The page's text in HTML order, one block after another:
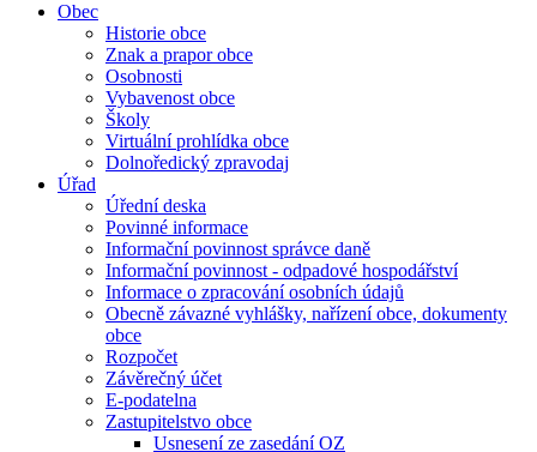
Obec
Historie obce
Znak a prapor obce
Osobnosti
Vybavenost obce
Školy
Virtuální prohlídka obce
Dolnoředický zpravodaj
Úřad
Úřední deska
Povinné informace
Informační povinnost správce daně
Informační povinnost - odpadové hospodářství
Informace o zpracování osobních údajů
Obecně závazné vyhlášky, nařízení obce, dokumenty
obce
Rozpočet
Závěrečný účet
E-podatelna
Zastupitelstvo obce
Usnesení ze zasedání OZ